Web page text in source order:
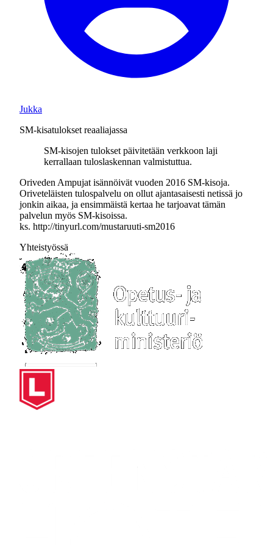
Jukka
SM-kisatulokset reaaliajassa
SM-kisojen tulokset päivitetään verkkoon laji
kerrallaan tuloslaskennan valmistuttua.
Oriveden Ampujat isännöivät vuoden 2016 SM-kisoja.
Oriveteläisten tulospalvelu on ollut ajantasaisesti netissä jo
jonkin aikaa, ja ensimmäistä kertaa he tarjoavat tämän
palvelun myös SM-kisoissa.
ks. http://tinyurl.com/mustaruuti-sm2016
Yhteistyössä